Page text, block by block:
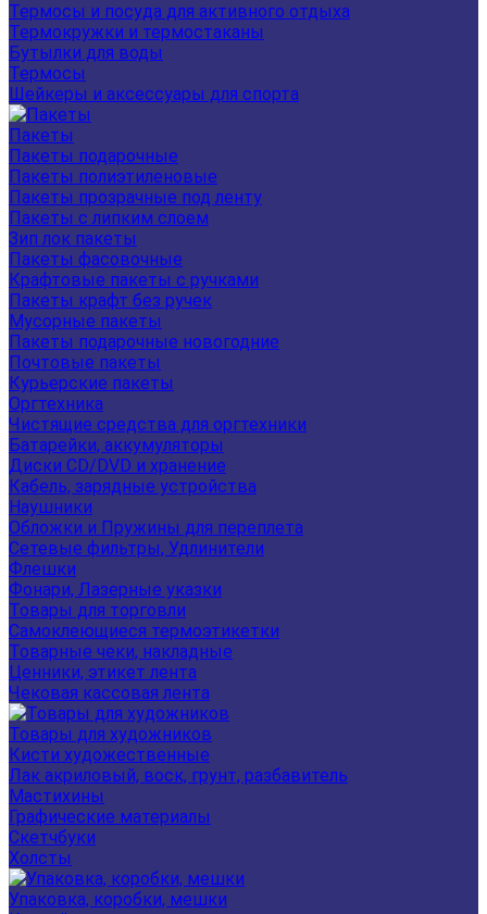
Термосы и посуда для активного отдыха
Термокружки и термостаканы
Бутылки для воды
Термосы
Шейкеры и аксессуары для спорта
Пакеты
Пакеты подарочные
Пакеты полиэтиленовые
Пакеты прозрачные под ленту
Пакеты с липким слоем
Зип лок пакеты
Пакеты фасовочные
Крафтовые пакеты с ручками
Пакеты крафт без ручек
Мусорные пакеты
Пакеты подарочные новогодние
Почтовые пакеты
Курьерские пакеты
Оргтехника
Чистящие средства для оргтехники
Батарейки, аккумуляторы
Диски CD/DVD и хранение
Кабель, зарядные устройства
Наушники
Обложки и Пружины для переплета
Сетевые фильтры, Удлинители
Флешки
Фонари, Лазерные указки
Товары для торговли
Самоклеющиеся термоэтикетки
Товарные чеки, накладные
Ценники, этикет лента
Чековая кассовая лента
Товары для художников
Кисти художественные
Лак акриловый, воск, грунт, разбавитель
Мастихины
Графические материалы
Скетчбуки
Холсты
Упаковка, коробки, мешки